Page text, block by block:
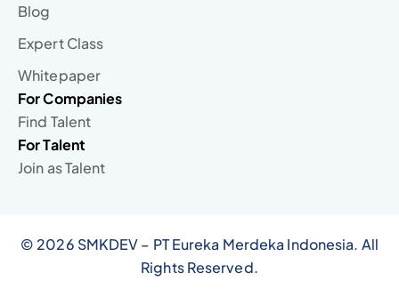
Blog
Expert Class
Whitepaper
For Companies
Find Talent
For Talent
Join as Talent
© 2026 SMKDEV – PT Eureka Merdeka Indonesia. All
Rights Reserved.